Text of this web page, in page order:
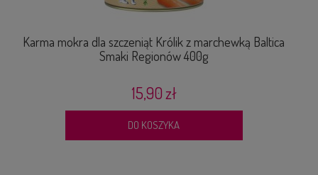
Karma mokra dla szczeniąt Królik z marchewką Baltica
Smaki Regionów 400g
15,90 zł
DO KOSZYKA